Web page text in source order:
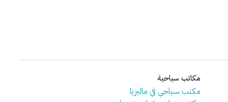
مكاتب سياحية
مكتب سياحي في ماليزيا